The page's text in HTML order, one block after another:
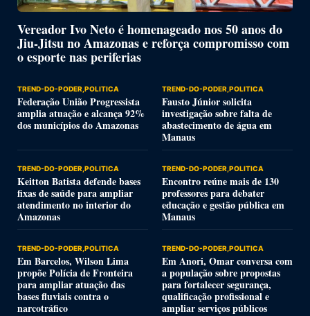
Vereador Ivo Neto é homenageado nos 50 anos do
Jiu-Jitsu no Amazonas e reforça compromisso com
o esporte nas periferias
TREND-DO-PODER,POLITICA
Federação União Progressista
amplia atuação e alcança 92%
dos municípios do Amazonas
TREND-DO-PODER,POLITICA
Fausto Júnior solicita
investigação sobre falta de
abastecimento de água em
Manaus
TREND-DO-PODER,POLITICA
Keitton Batista defende bases
fixas de saúde para ampliar
atendimento no interior do
Amazonas
TREND-DO-PODER,POLITICA
Encontro reúne mais de 130
professores para debater
educação e gestão pública em
Manaus
TREND-DO-PODER,POLITICA
Em Barcelos, Wilson Lima
propõe Polícia de Fronteira
para ampliar atuação das
bases fluviais contra o
narcotráfico
TREND-DO-PODER,POLITICA
Em Anori, Omar conversa com
a população sobre propostas
para fortalecer segurança,
qualificação profissional e
ampliar serviços públicos